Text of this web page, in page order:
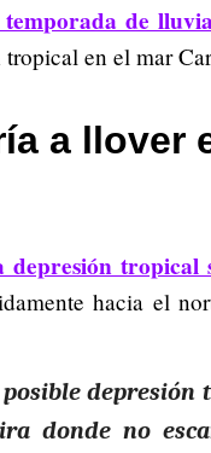
de
en el mar
a llover
depresión
hacia el
posible
donde no